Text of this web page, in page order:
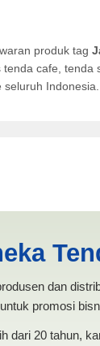
produk tag
cafe,
Indonesia.
dan
promosi
dari 20 tahun,